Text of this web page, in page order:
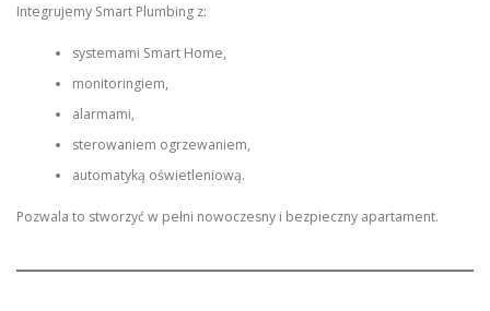
Integrujemy Smart Plumbing z:
systemami Smart Home,
monitoringiem,
alarmami,
sterowaniem ogrzewaniem,
automatyką oświetleniową.
Pozwala to stworzyć w pełni nowoczesny i bezpieczny apartament.